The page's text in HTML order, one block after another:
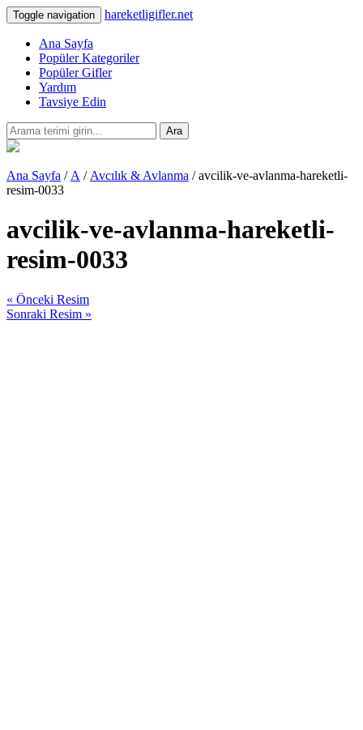
Toggle navigation hareketligifler.net
Ana Sayfa
Popüler Kategoriler
Popüler Gifler
Yardım
Tavsiye Edin
Ara
Ana Sayfa / A / Avcılık & Avlanma / avcilik-ve-avlanma-hareketli-
resim-0033
avcilik-ve-avlanma-hareketli-
resim-0033
« Önceki Resim
Sonraki Resim »